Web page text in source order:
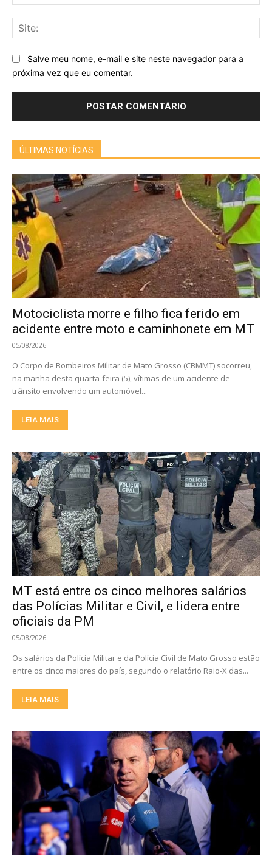
Salve meu nome, e-mail e site neste navegador para a
próxima vez que eu comentar.
ÚLTIMAS NOTÍCIAS
Motociclista morre e filho fica ferido em
acidente entre moto e caminhonete em MT
05/08/2026
O Corpo de Bombeiros Militar de Mato Grosso (CBMMT) socorreu,
na manhã desta quarta-feira (5), vítimas de um acidente de
trânsito envolvendo um automóvel...
LEIA MAIS
MT está entre os cinco melhores salários
das Polícias Militar e Civil, e lidera entre
oficiais da PM
05/08/2026
Os salários da Polícia Militar e da Polícia Civil de Mato Grosso estão
entre os cinco maiores do país, segundo o relatório Raio-X das...
LEIA MAIS